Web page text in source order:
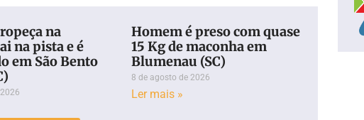
na
na pista e é
em São Bento
Homem é preso com quase
15 Kg de maconha em
Blumenau (SC)
8 de agosto de 2026
Ler mais »